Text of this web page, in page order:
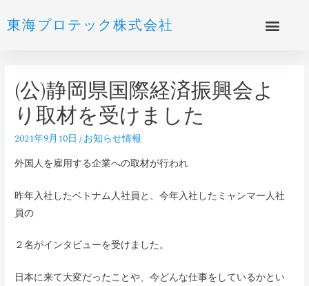
東海プロテック株式会社
(公)静岡県国際経済振興会よ
り取材を受けました
2021年9月10日 /お知らせ情報
外国人を雇用する企業への取材が行われ
昨年入社したベトナム人社員と、今年入社したミャンマー人社
員の
２名がインタビューを受けました。
日本に来て大変だったことや、今どんな仕事をしているかとい